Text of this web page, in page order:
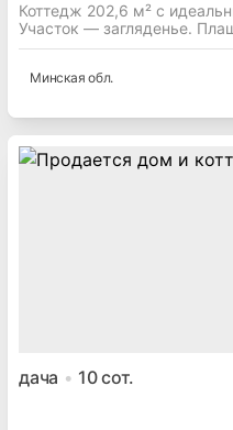
Коттедж 202,6 м² с
Участок — загляденье.
Минская обл.
дача 10сот.